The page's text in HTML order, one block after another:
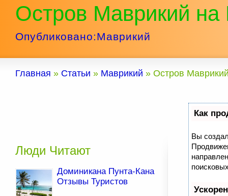
Остров Маврикий
Опубликовано:Маврикий
Главная » Статьи » Маврикий » Остров
Как
Вы
Люди Читают
Доминикана Пунта-Кана
Отзывы Туристов